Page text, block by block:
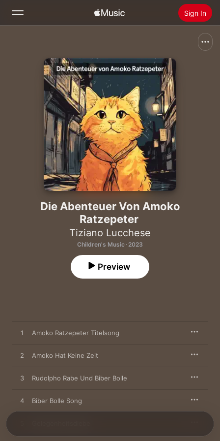
Sign In
Home
Install Apple Music
Die Abenteuer Von Amoko
Ratzepeter
Tiziano Lucchese
Children's Music · 2023
Preview
1 Amoko Ratzepeter Titelsong
2 Amoko Hat Keine Zeit
3 Rudolpho Rabe Und Biber Bolle
4 Biber Bolle Song